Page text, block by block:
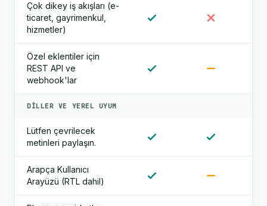
Çok dikey iş akışları (e-
ticaret, gayrimenkul,
hizmetler)
Özel eklentiler için
REST API ve
webhook'lar
DILLER VE YEREL UYUM
Lütfen çevrilecek
metinleri paylaşın.
Arapça Kullanıcı
Arayüzü (RTL dahil)